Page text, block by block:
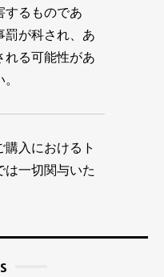
するものであ
罰が科され、あ
れる可能性があ
入におけるト
は一切関与いた